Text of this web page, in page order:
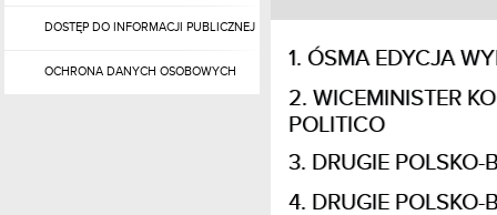
DOSTĘP DO INFORMACJI PUBLICZNEJ
OCHRONA DANYCH OSOBOWYCH
ÓSMA EDYCJA
WICEMINISTER
POLITICO
DRUGIE POLSKO-
DRUGIE POLSKO-